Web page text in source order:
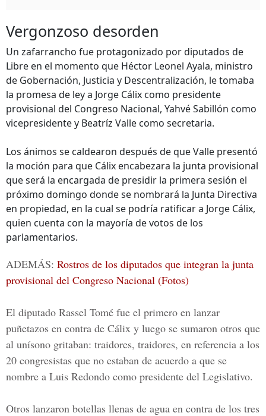
Vergonzoso desorden
Un zafarrancho fue protagonizado por diputados de
Libre en el momento que Héctor Leonel Ayala, ministro
de Gobernación, Justicia y Descentralización, le tomaba
la promesa de ley a Jorge Cálix como presidente
provisional del Congreso Nacional, Yahvé Sabillón como
vicepresidente y Beatríz Valle como secretaria.
Los ánimos se caldearon después de que Valle presentó
la moción para que Cálix encabezara la junta provisional
que será la encargada de presidir la primera sesión el
próximo domingo donde se nombrará la Junta Directiva
en propiedad, en la cual se podría ratificar a Jorge Cálix,
quien cuenta con la mayoría de votos de los
parlamentarios.
ADEMÁS: Rostros de los diputados que integran la junta
provisional del Congreso Nacional (Fotos)
El diputado Rassel Tomé fue el primero en lanzar
puñetazos en contra de Cálix y luego se sumaron otros que
al unísono gritaban: traidores, traidores, en referencia a los
20 congresistas que no estaban de acuerdo a que se
nombre a Luis Redondo como presidente del Legislativo.
Otros lanzaron botellas llenas de agua en contra de los tres